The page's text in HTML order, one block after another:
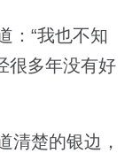
：“我也不知
很多年没有好
楚的银边，